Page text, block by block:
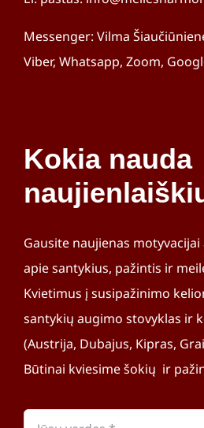
Messenger: Vilma
Viber, Whatsapp, Zoom,
Kokia nauda
Gausite naujienas
apie santykius, pažintis ir
Kvietimus į susipažinimo
santykių augimo stovyklas ir
(Austrija, Dubajus, Kipras,
Būtinai kviesime šokių ir